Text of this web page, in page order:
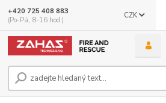
CZK
+420 725 408 883
(Po-Pá, 8-16 hod.)